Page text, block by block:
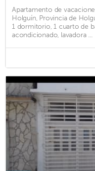
Apartamento de
Holguín, Provincia de
1 dormitorio, 1 cuarto de
acondicionado, lavadora ...